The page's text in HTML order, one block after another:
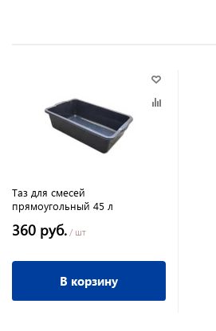
Таз для смесей
прямоугольный 45 л
360 руб. / шт
В корзину